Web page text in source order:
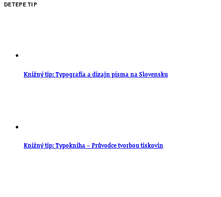
DETEPE TIP
Knižný tip: Typografia a dizajn písma na Slovensku
Knižný tip: Typokniha – Průvodce tvorbou tiskovin